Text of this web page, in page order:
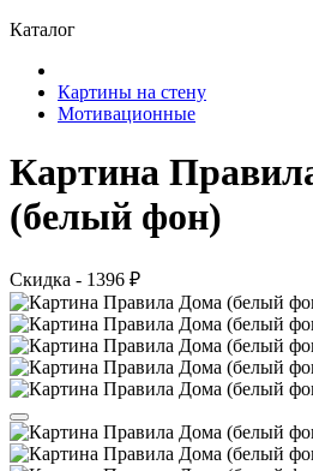
Каталог
Картины на стену
Мотивационные
Картина
(белый фон)
Скидка - 1396 ₽